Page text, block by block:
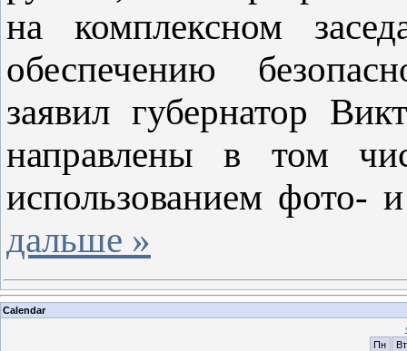
на комплексном
обеспечению
заявил губернатор
направлены в том
использованием фото-
дальше »
Calendar
Пн
Вт